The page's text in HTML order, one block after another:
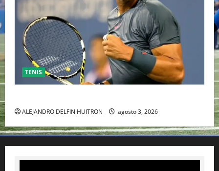
TENIS
ALEJANDRO DELFIN HUITRON agosto 3, 2026